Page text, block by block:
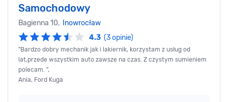
Samochodowy
Bagienna 10,
Inowrocław
4.3 (3 opinie)
"Bardzo dobry mechanik jak i lakiernik, korzystam z usług od
lat,przede wszystkim auto zawsze na czas. Z czystym sumieniem
polecam. ",
Ania, Ford Kuga